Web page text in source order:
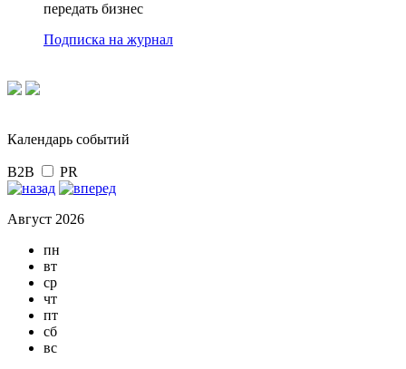
передать бизнес
Подписка на журнал
Календарь событий
B2B PR
Август 2026
пн
вт
ср
чт
пт
сб
вс